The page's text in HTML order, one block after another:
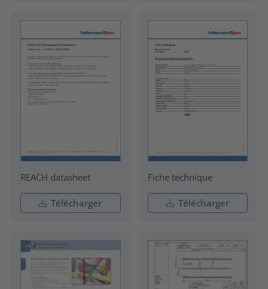
REACH datasheet
Télécharger
Fiche technique
Télécharger